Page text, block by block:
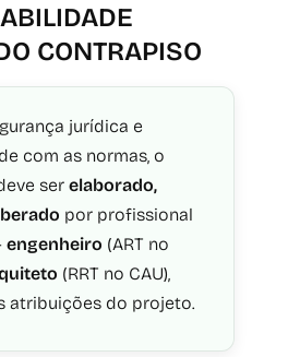
CONTRAPISO
jurídica e
com as normas, o
ser elaborado,
por profissional
engenheiro (ART no
(RRT no CAU),
atribuições do projeto.